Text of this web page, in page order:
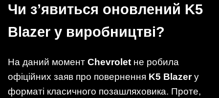
Чи з’явиться оновлений K5
Blazer у виробництві?
На даний момент Chevrolet не робила
офіційних заяв про повернення K5 Blazerу
форматі класичного позашляховика. Проте,